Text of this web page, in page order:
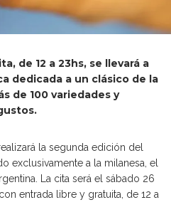
de 12 a 23hs, se llevará a
dedicada a un clásico de la
de 100 variedades y
la segunda edición del
exclusivamente a la milanesa, el
La cita será el sábado 26
entrada libre y gratuita, de 12 a